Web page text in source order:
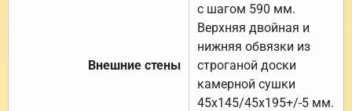
Внешние стены
с шагом 590 мм.
Верхняя двойная и
нижняя обвязки из
строганой доски
камерной сушки
45х145/45х195+/-5 мм.